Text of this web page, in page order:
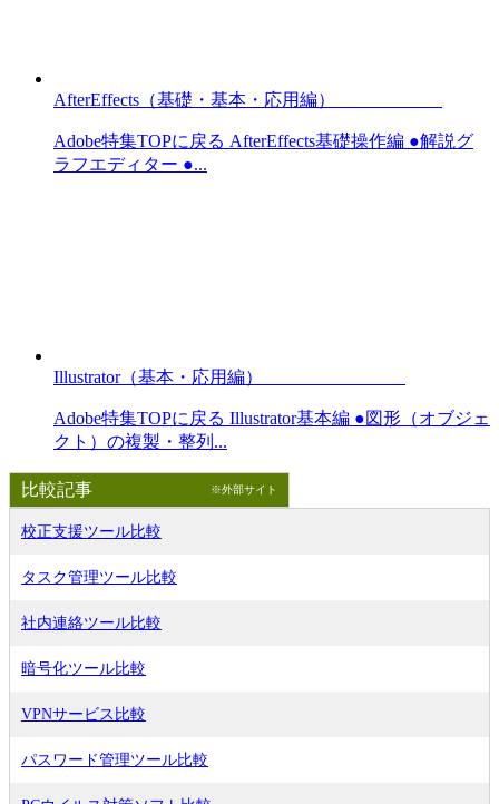
AfterEffects（基礎・基本・応用編）
Adobe特集TOPに戻る AfterEffects基礎操作編 ●解説グ
ラフエディター ●...
Illustrator（基本・応用編）
Adobe特集TOPに戻る Illustrator基本編 ●図形（オブジェ
クト）の複製・整列...
比較記事 ※外部サイト
校正支援ツール比較
タスク管理ツール比較
社内連絡ツール比較
暗号化ツール比較
VPNサービス比較
パスワード管理ツール比較